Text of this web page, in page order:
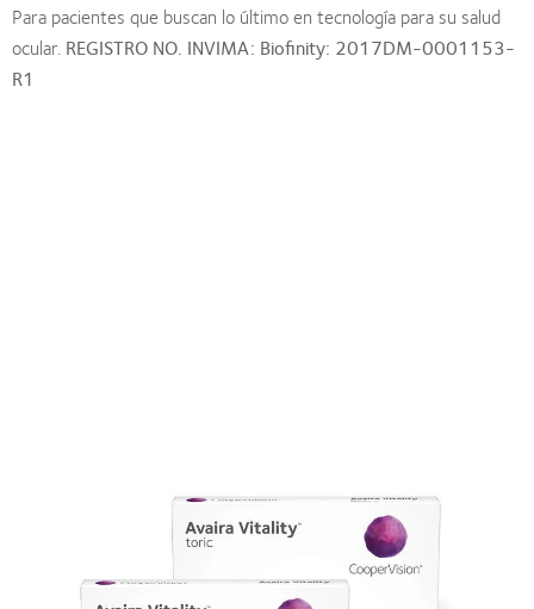
Para pacientes que buscan lo último en tecnología para su salud
ocular. REGISTRO NO. INVIMA: Biofinity: 2017DM-0001153-
R1